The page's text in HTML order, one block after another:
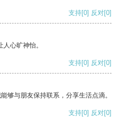
支持[0] 反对[0]
心旷神怡。
支持[0] 反对[0]
够与朋友保持联系，分享生活点滴。
支持[0] 反对[0]